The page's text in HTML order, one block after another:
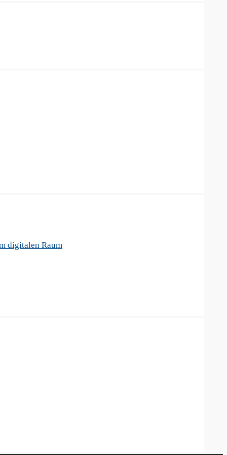
digitalen Raum